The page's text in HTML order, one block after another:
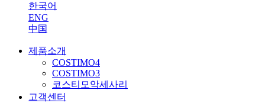
한국어
ENG
中国
제품소개
COSTIMO4
COSTIMO3
코스티모악세사리
고객센터